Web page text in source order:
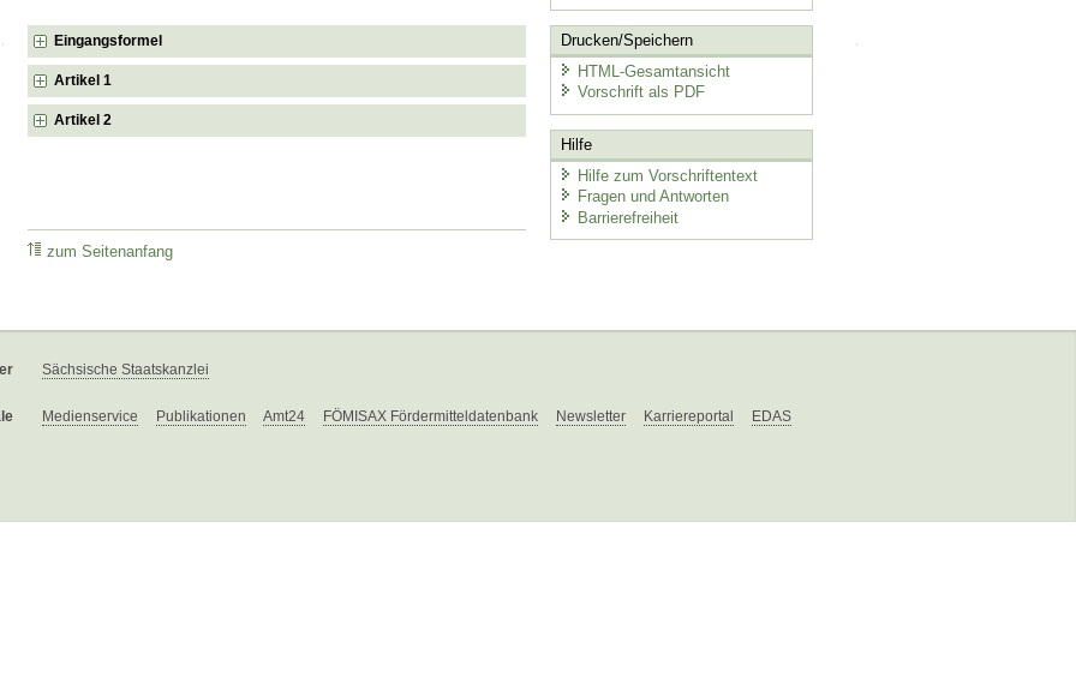
Eingangsformel
Artikel 1
Artikel 2
zum Seitenanfang
Drucken/Speichern
HTML-Gesamtansicht
Vorschrift als PDF
Hilfe
Hilfe zum Vorschriftentext
Fragen und Antworten
Barrierefreiheit
Sächsische Staatskanzlei
Medienservice Publikationen Amt24 FÖMISAX Fördermitteldatenbank Newsletter Karriereportal EDAS